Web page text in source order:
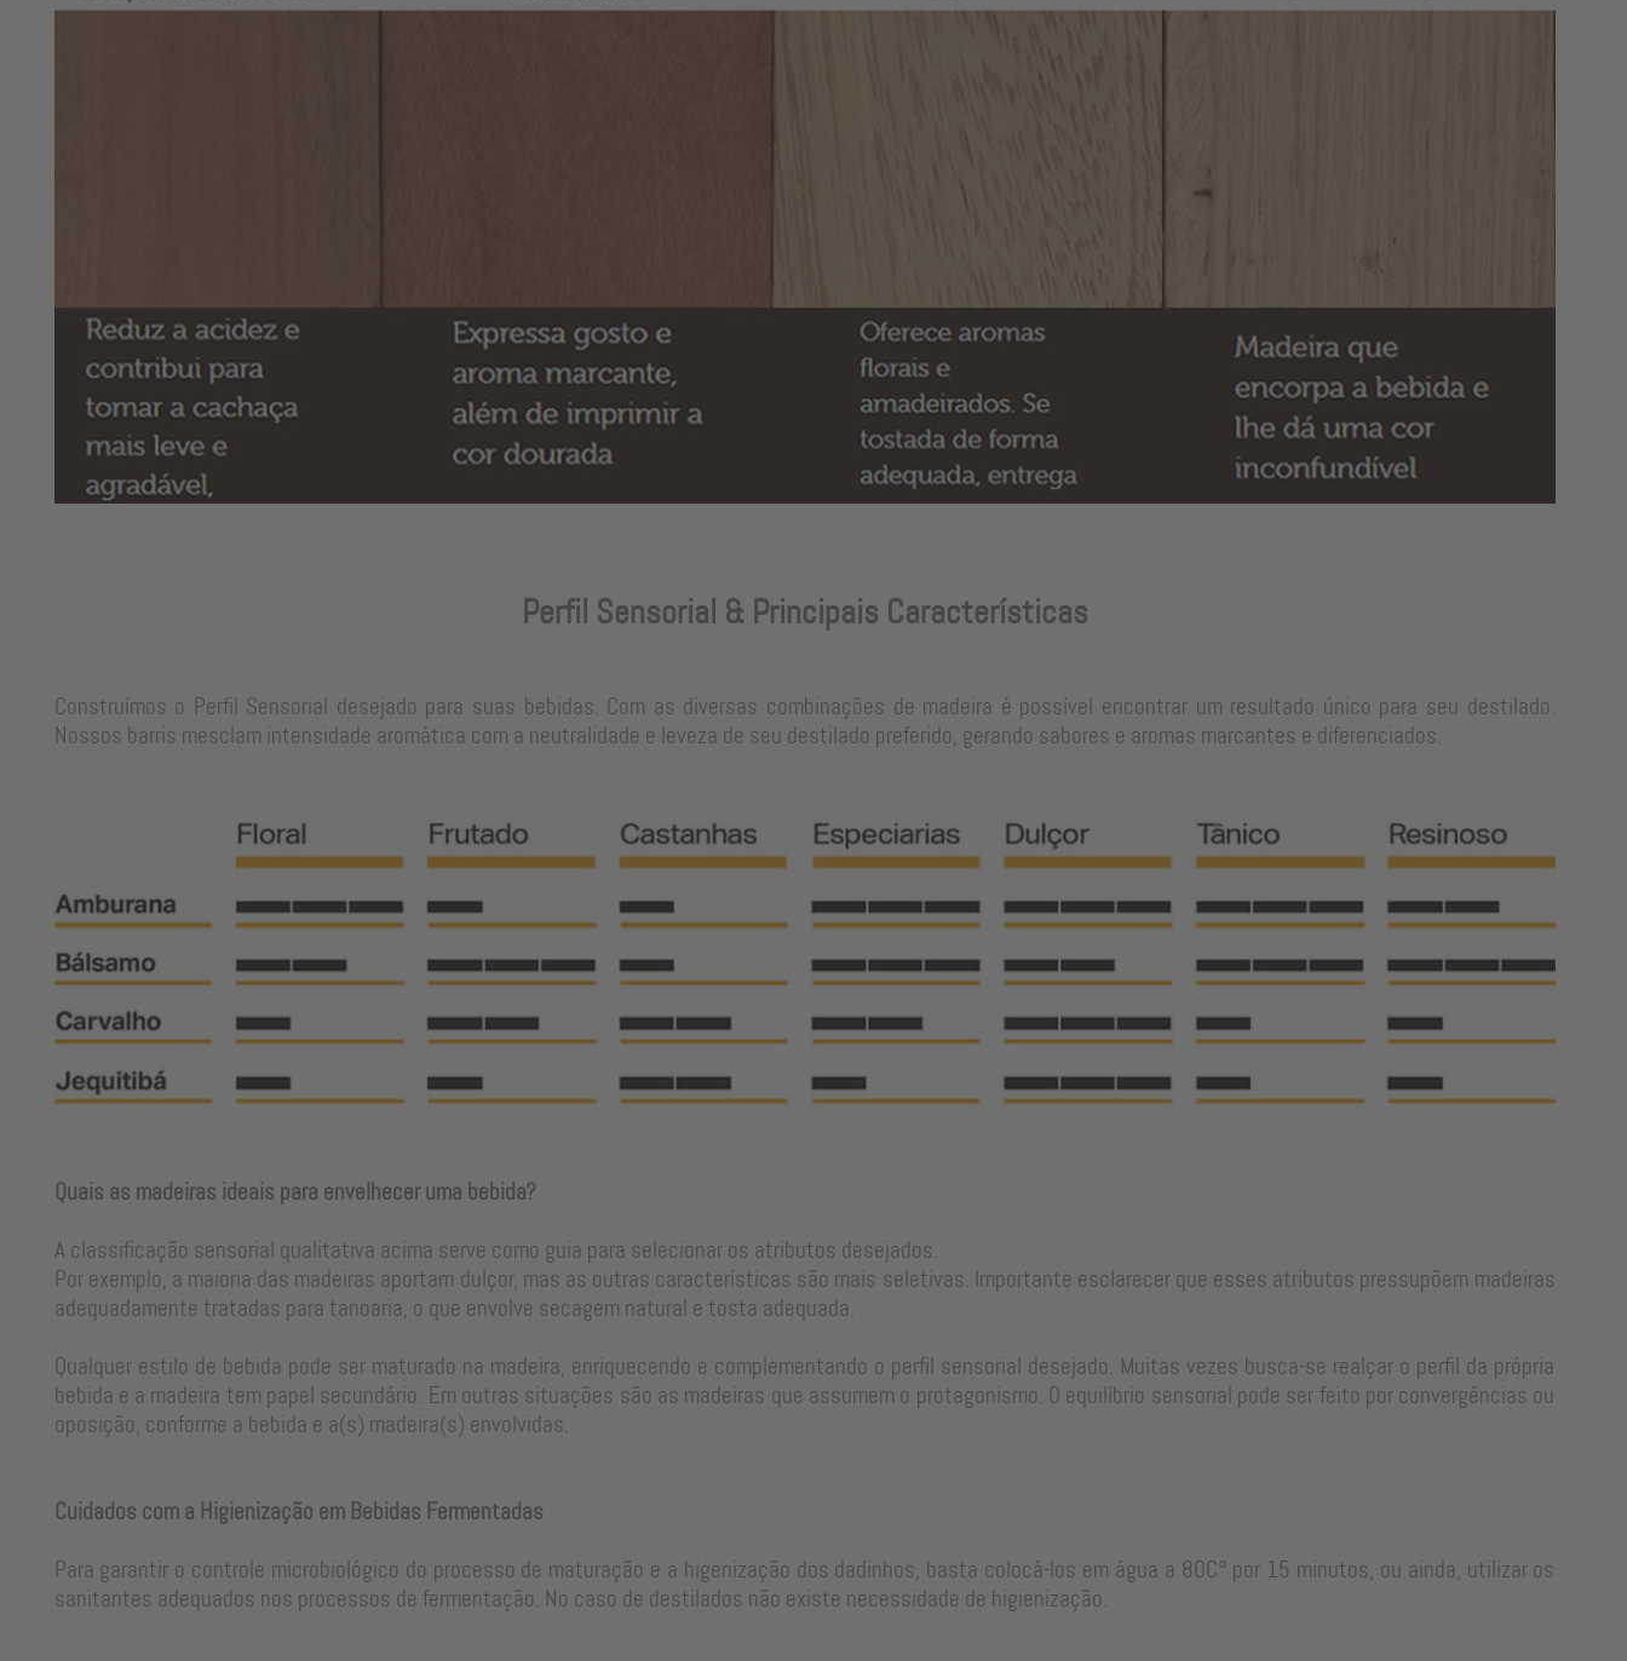
Perfil Sensorial & Principais Características
Construímos o Perfil Sensorial desejado para suas bebidas. Com as diversas combinações de madeira é possível encontrar um resultado único para seu destilado.
Nossos barris mesclam intensidade aromática com a neutralidade e leveza de seu destilado preferido, gerando sabores e aromas marcantes e diferenciados.
Quais as madeiras ideais para envelhecer uma bebida?
A classificação sensorial qualitativa acima serve como guia para selecionar os atributos desejados.
Por exemplo, a maioria das madeiras aportam dulçor, mas as outras características são mais seletivas. Importante esclarecer que esses atributos pressupõem madeiras
adequadamente tratadas para tanoaria, o que envolve secagem natural e tosta adequada.
Qualquer estilo de bebida pode ser maturado na madeira, enriquecendo e complementando o perfil sensorial desejado. Muitas vezes busca-se realçar o perfil da própria
bebida e a madeira tem papel secundário. Em outras situações são as madeiras que assumem o protagonismo. O equilíbrio sensorial pode ser feito por convergências ou
oposição, conforme a bebida e a(s) madeira(s) envolvidas.
Cuidados com a Higienização em Bebidas Fermentadas
Para garantir o controle microbiológico do processo de maturação e a higenização dos dadinhos, basta colocá-los em água a 80C° por 15 minutos, ou ainda, utilizar os
sanitantes adequados nos processos de fermentação. No caso de destilados não existe necessidade de higienização.